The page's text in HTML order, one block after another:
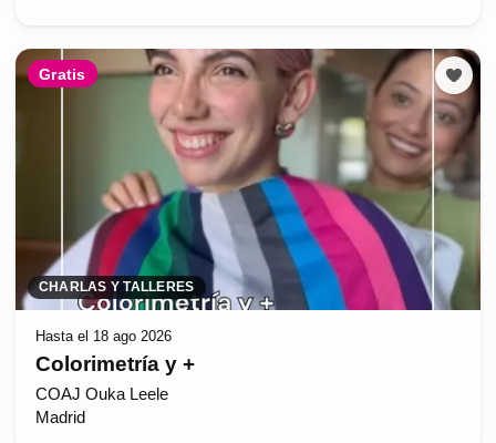
Gratis
CHARLAS Y TALLERES
Hasta el 18 ago 2026
Colorimetría y +
COAJ Ouka Leele
Madrid